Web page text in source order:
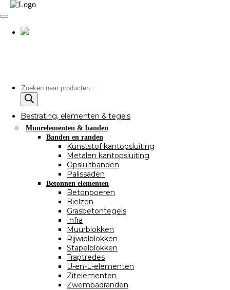
Producten
zoeken
Bestrating, elementen & tegels
Muurelementen & banden
Banden en randen
Kunststof kantopsluiting
Metalen kantopsluiting
Opsluitbanden
Palissaden
Betonnen elementen
Betonpoeren
Bielzen
Grasbetontegels
Infra
Muurblokken
Rijwielblokken
Stapelblokken
Traptredes
U-en-L-elementen
Zitelementen
Zwembadranden